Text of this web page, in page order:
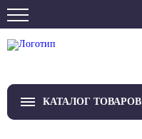
КАТАЛОГ ТОВАРОВ